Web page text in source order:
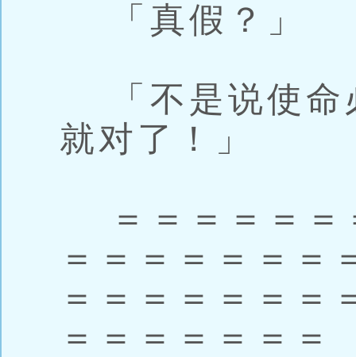
「真假？」
「不是说使命
就对了！」
＝＝＝＝＝＝
＝＝＝＝＝＝＝
＝＝＝＝＝＝＝
＝＝＝＝＝＝＝